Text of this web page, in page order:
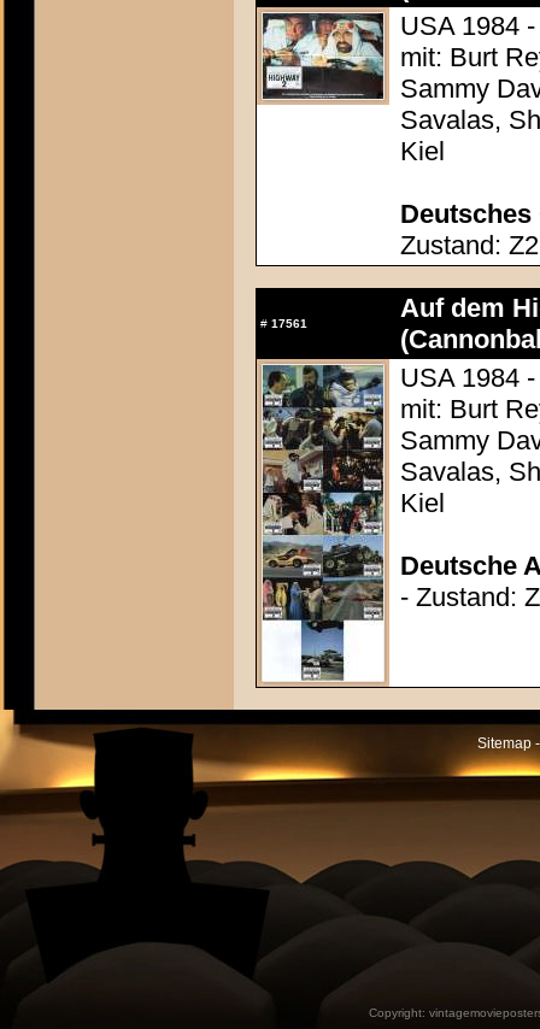
USA 1984
mit: Burt
Sammy
Savalas,
Kiel
Deutsches
Zustand:
# 17561
Auf dem
USA 1984
mit: Burt
Sammy
Savalas,
Kiel
Deutsche
- Zustand:
Sitemap
Copyright: